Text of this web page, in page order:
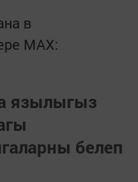
в
MАХ:
язылыгыз
белеп